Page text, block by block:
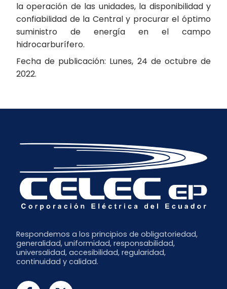
la operación de las unidades, la disponibilidad y
confiabilidad de la Central y procurar el óptimo
suministro de energía en el campo
hidrocarburífero.
Fecha de publicación: Lunes, 24 de octubre de
2022.
Respondemos a los principios de obligatoriedad,
generalidad, uniformidad, responsabilidad,
universalidad, accesibilidad, regularidad,
continuidad y calidad.